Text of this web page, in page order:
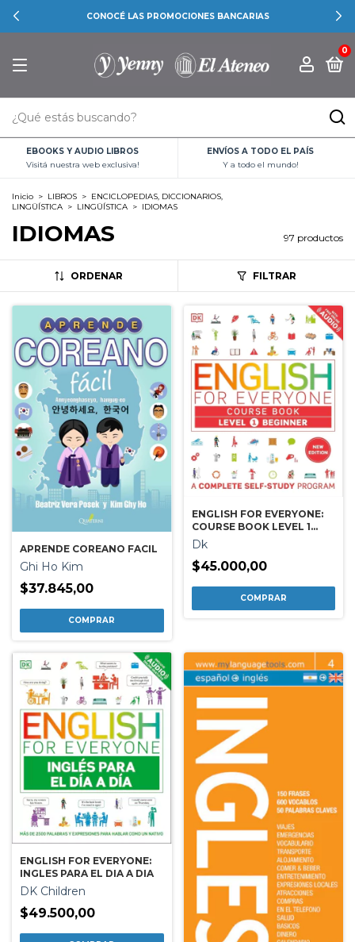
CONOCÉ LAS PROMOCIONES BANCARIAS
0
EBOOKS Y AUDIO LIBROS
Visitá nuestra web exclusiva!
ENVÍOS A TODO EL PAÍS
Y a todo el mundo!
Inicio > LIBROS > ENCICLOPEDIAS, DICCIONARIOS,
LINGÜÍSTICA > LINGÜÍSTICA > IDIOMAS
IDIOMAS 97 productos
ORDENAR FILTRAR
APRENDE COREANO FACIL
Ghi Ho Kim
$37.845,00
ENGLISH FOR EVERYONE:
COURSE BOOK LEVEL 1
BEGINNER
Dk
$45.000,00
ENGLISH FOR EVERYONE:
INGLES PARA EL DIA A DIA
DK Children
$49.500,00